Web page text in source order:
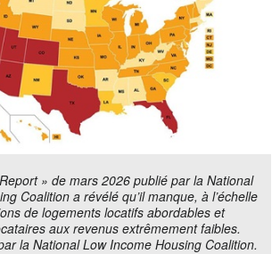
» de mars 2026 publié par la National
Coalition a révélé qu’il manque, à l’échelle
de logements locatifs abordables et
aux revenus extrêmement faibles.
la National Low Income Housing Coalition.